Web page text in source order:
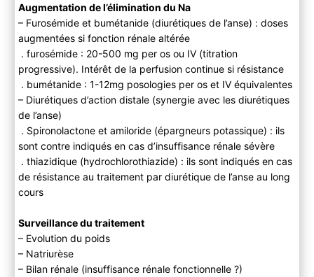
Augmentation de l’élimination du Na
– Furosémide et bumétanide (diurétiques de l’anse) : doses
augmentées si fonction rénale altérée
. furosémide : 20-500 mg per os ou IV (titration
progressive). Intérêt de la perfusion continue si résistance
. bumétanide : 1-12mg posologies per os et IV équivalentes
– Diurétiques d’action distale (synergie avec les diurétiques
de l’anse)
. Spironolactone et amiloride (épargneurs potassique) : ils
sont contre indiqués en cas d’insuffisance rénale sévère
. thiazidique (hydrochlorothiazide) : ils sont indiqués en cas
de résistance au traitement par diurétique de l’anse au long
cours
Surveillance du traitement
– Evolution du poids
– Natriurèse
– Bilan rénale (insuffisance rénale fonctionnelle ?)